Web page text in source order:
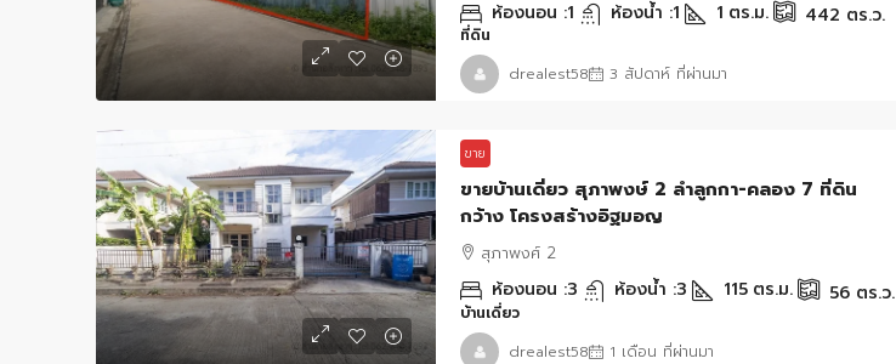
ห้องนอน :1 ห้องน้ำ :1 1 ตร.ม. 442 ตร.ว.
ที่ดิน
drealest58 3 สัปดาห์ ที่ผ่านมา
ขาย
ขายบ้านเดี่ยว สุภาพงษ์ 2 ลำลูกกา-คลอง 7 ที่ดิน
กว้าง โครงสร้างอิฐมอญ
สุภาพงศ์ 2
ห้องนอน :3 ห้องน้ำ :3 115 ตร.ม. 56 ตร.ว.
บ้านเดี่ยว
drealest58 1 เดือน ที่ผ่านมา